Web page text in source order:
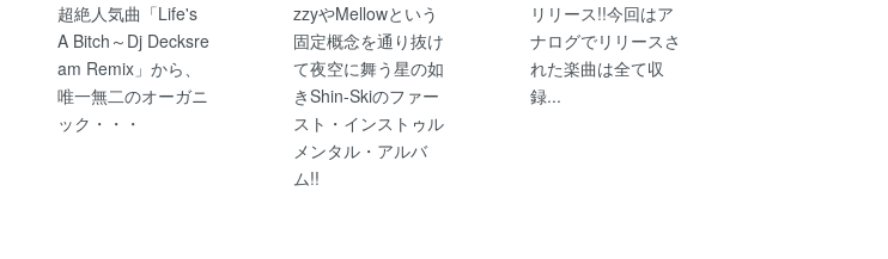
超絶人気曲「Life's
A Bitch～Dj Decksre
am Remix」から、
唯一無二のオーガニ
ック・・・
zzyやMellowという
固定概念を通り抜け
て夜空に舞う星の如
きShin-Skiのファー
スト・インストゥル
メンタル・アルバ
ム!!
リリース!!今回はア
ナログでリリースさ
れた楽曲は全て収
録...